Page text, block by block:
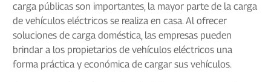
carga públicas son importantes, la mayor parte de la carga
de vehículos eléctricos se realiza en casa. Al ofrecer
soluciones de carga doméstica, las empresas pueden
brindar a los propietarios de vehículos eléctricos una
forma práctica y económica de cargar sus vehículos.